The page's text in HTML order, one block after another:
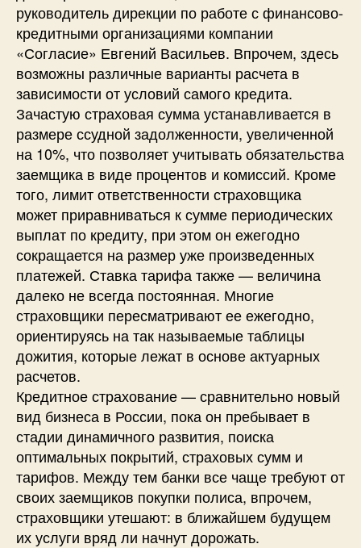
руководитель дирекции по работе с финансово-
кредитными организациями компании
«Согласие» Евгений Васильев. Впрочем, здесь
возможны различные варианты расчета в
зависимости от условий самого кредита.
Зачастую страховая сумма устанавливается в
размере ссудной задолженности, увеличенной
на 10%, что позволяет учитывать обязательства
заемщика в виде процентов и комиссий. Кроме
того, лимит ответственности страховщика
может приравниваться к сумме периодических
выплат по кредиту, при этом он ежегодно
сокращается на размер уже произведенных
платежей. Ставка тарифа также — величина
далеко не всегда постоянная. Многие
страховщики пересматривают ее ежегодно,
ориентируясь на так называемые таблицы
дожития, которые лежат в основе актуарных
расчетов.
Кредитное страхование — сравнительно новый
вид бизнеса в России, пока он пребывает в
стадии динамичного развития, поиска
оптимальных покрытий, страховых сумм и
тарифов. Между тем банки все чаще требуют от
своих заемщиков покупки полиса, впрочем,
страховщики утешают: в ближайшем будущем
их услуги вряд ли начнут дорожать.